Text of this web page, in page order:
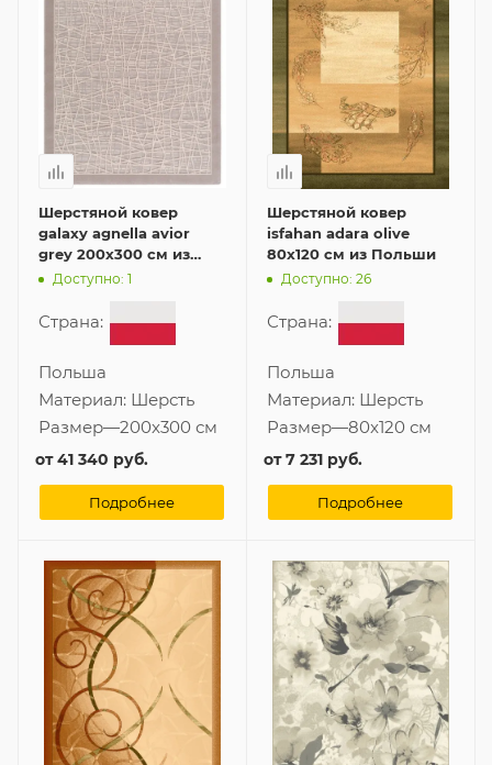
Шерстяной ковер
galaxy agnella avior
grey 200x300 см из
Польши
Доступно: 1
Страна:
Польша
Материал: Шерсть
Размер—200x300 см
от41 340 руб.
Подробнее
Шерстяной ковер
isfahan adara olive
80x120 см из Польши
Доступно: 26
Страна:
Польша
Материал: Шерсть
Размер—80x120 см
от7 231 руб.
Подробнее